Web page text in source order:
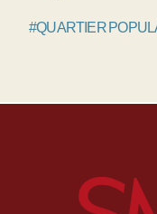
#QUARTIER